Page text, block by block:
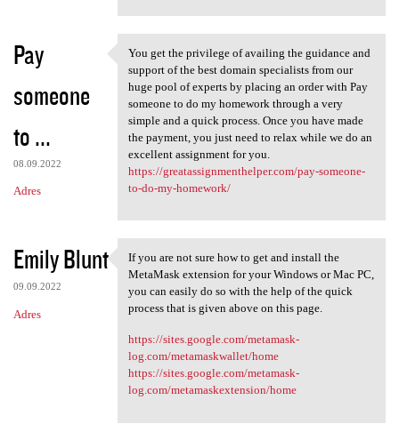
Pay
someone
to ...
08.09.2022
Adres
You get the privilege of
You get the privilege of availing the guidance and
support of the best domain specialists from our
huge pool of experts by placing an order with Pay
someone to do my homework through a very
simple and a quick process. Once you have made
the payment, you just need to relax while we do an
excellent assignment for you.
https://greatassignmenthelper.com/pay-someone-
to-do-my-homework/
Emily Blunt
09.09.2022
Adres
If you are not sure how to
If you are not sure how to get and install the
MetaMask extension for your Windows or Mac PC,
you can easily do so with the help of the quick
process that is given above on this page.
https://sites.google.com/metamask-
log.com/metamaskwallet/home
https://sites.google.com/metamask-
log.com/metamaskextension/home